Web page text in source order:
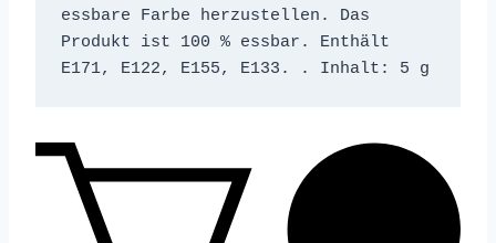
essbare Farbe herzustellen. Das
Produkt ist 100 % essbar. Enthält
E171, E122, E155, E133. . Inhalt: 5 g